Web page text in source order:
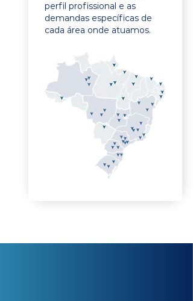
perfil profissional e as
demandas específicas de
cada área onde atuamos.